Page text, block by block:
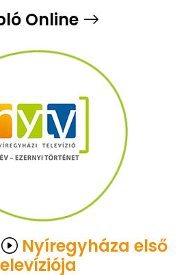
Online
Nyíregyháza első